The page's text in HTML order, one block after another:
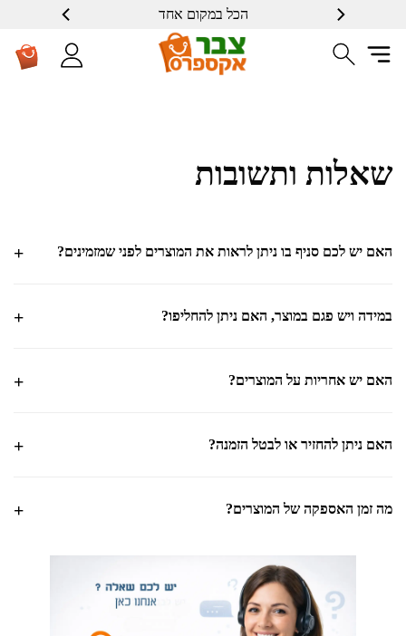
הכל במקום אחד
שאלות ותשובות
האם יש לכם סניף בו ניתן לראות את המוצרים לפני שמזמינים?
במידה ויש פגם במוצר, האם ניתן להחליפו?
האם יש אחריות על המוצרים?
האם ניתן להחזיר או לבטל הזמנה?
מה זמן האספקה של המוצרים?